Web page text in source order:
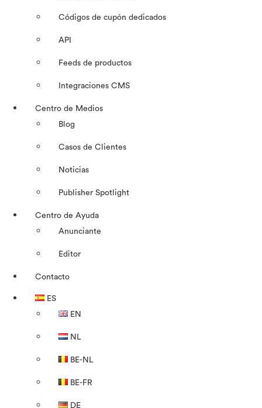
Códigos de cupón dedicados
API
Feeds de productos
Integraciones CMS
Centro de Medios
Blog
Casos de Clientes
Noticias
Publisher Spotlight
Centro de Ayuda
Anunciante
Editor
Contacto
ES
EN
NL
BE-NL
BE-FR
DE